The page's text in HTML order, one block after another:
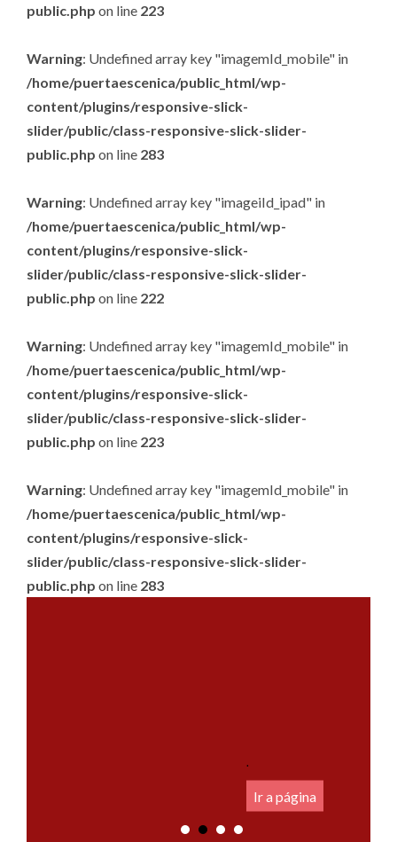
public.php on line 223
Warning: Undefined array key "imagemId_mobile" in
/home/puertaescenica/public_html/wp-
content/plugins/responsive-slick-
slider/public/class-responsive-slick-slider-
public.php on line 283
Warning: Undefined array key "imageiId_ipad" in
/home/puertaescenica/public_html/wp-
content/plugins/responsive-slick-
slider/public/class-responsive-slick-slider-
public.php on line 222
Warning: Undefined array key "imagemId_mobile" in
/home/puertaescenica/public_html/wp-
content/plugins/responsive-slick-
slider/public/class-responsive-slick-slider-
public.php on line 223
Warning: Undefined array key "imagemId_mobile" in
/home/puertaescenica/public_html/wp-
content/plugins/responsive-slick-
slider/public/class-responsive-slick-slider-
public.php on line 283
Ir a página